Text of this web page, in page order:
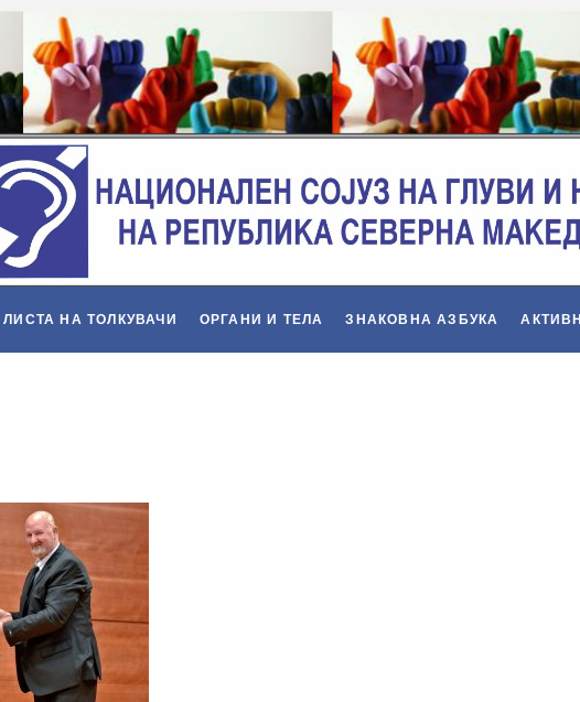
ЛИСТА НА ТОЛКУВАЧИ ОРГАНИ И ТЕЛА ЗНАКОВНА АЗБУКА